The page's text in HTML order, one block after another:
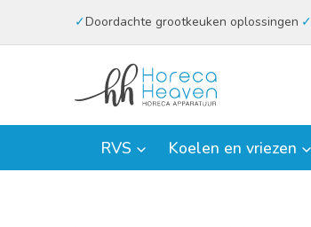
Doordachte grootkeuken oplossingen
RVS Koelen en vriezen